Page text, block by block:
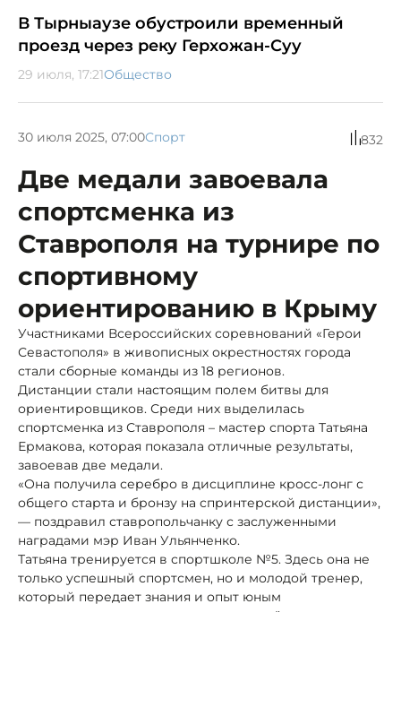
В Тырныаузе обустроили временный
проезд через реку Герхожан-Суу
29 июля, 17:21Общество
30 июля 2025, 07:00Спорт 832
Две медали завоевала
спортсменка из
Ставрополя на турнире по
спортивному
ориентированию в Крыму
Участниками Всероссийских соревнований «Герои
Севастополя» в живописных окрестностях города
стали сборные команды из 18 регионов.
Дистанции стали настоящим полем битвы для
ориентировщиков. Среди них выделилась
спортсменка из Ставрополя – мастер спорта Татьяна
Ермакова, которая показала отличные результаты,
завоевав две медали.
«Она получила серебро в дисциплине кросс-лонг с
общего старта и бронзу на спринтерской дистанции»,
— поздравил ставропольчанку с заслуженными
наградами мэр Иван Ульянченко.
Татьяна тренируется в спортшколе №5. Здесь она не
только успешный спортсмен, но и молодой тренер,
который передает знания и опыт юным
ориентировщикам, вдохновляя молодёжь заниматься